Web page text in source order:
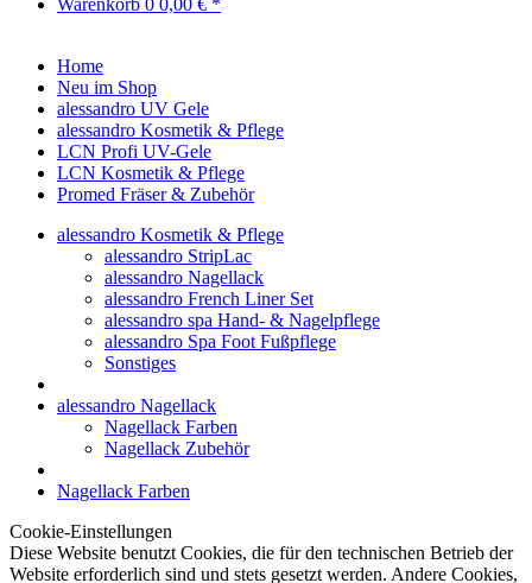
Warenkorb 0 0,00 € *
Home
Neu im Shop
alessandro UV Gele
alessandro Kosmetik & Pflege
LCN Profi UV-Gele
LCN Kosmetik & Pflege
Promed Fräser & Zubehör
alessandro Kosmetik & Pflege
alessandro StripLac
alessandro Nagellack
alessandro French Liner Set
alessandro spa Hand- & Nagelpflege
alessandro Spa Foot Fußpflege
Sonstiges
alessandro Nagellack
Nagellack Farben
Nagellack Zubehör
Nagellack Farben
Cookie-Einstellungen
Diese Website benutzt Cookies, die für den technischen Betrieb der
Website erforderlich sind und stets gesetzt werden. Andere Cookies,